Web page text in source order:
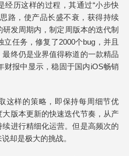
经历这样的过程，其通过“小步快
路，使产品长盛不衰，获得持续
发周期内，制定周版本的迭代制
立任务，修复了2000个bug，并且
终仍是业界值得称道的一款精品
财报中显示，稳固于国内iOS畅销
这样的策略，即保持每周细节优
版本更新的快速迭代节奏，从产
进行精细化运营。但是高频次的
却是极大的挑战。